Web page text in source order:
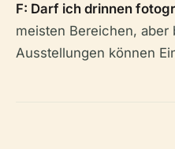
F: Darf ich drinnen
meisten Bereichen, aber
Ausstellungen können